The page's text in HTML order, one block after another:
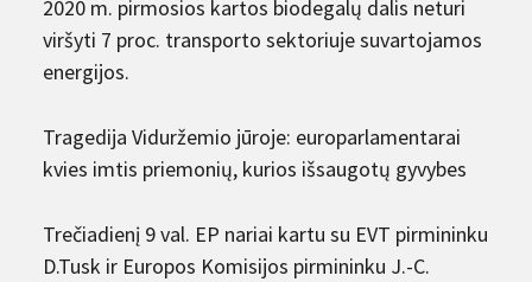
2020 m. pirmosios kartos biodegalų dalis neturi
viršyti 7 proc. transporto sektoriuje suvartojamos
energijos.
Tragedija Viduržemio jūroje: europarlamentarai
kvies imtis priemonių, kurios išsaugotų gyvybes
Trečiadienį 9 val. EP nariai kartu su EVT pirmininku
D.Tusk ir Europos Komisijos pirmininku J.-C.